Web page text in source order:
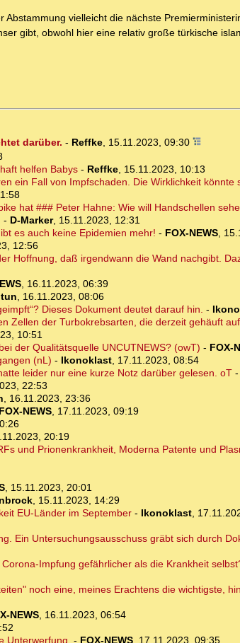
vielleicht die nächste
gibt, obwohl hier eine relativ große türkische
darüber. - Reffke, 15.11.2023, 09:30
helfen Babys- Reffke, 15.11.2023, 10:13
ein Fall von Impfschaden. Die Wirklichkeit
hat ### Peter Hahne: Wie will Handschellen
- D-Marker, 15.11.2023, 12:31
es auch keine Epidemien mehr! - FOX-NEWS,
12:56
Hoffnung, daß irgendwann die Wand nachgibt.
, 16.11.2023, 06:39
, 16.11.2023, 08:06
Dieses Dokument deutet darauf hin. -
Zellen der Turbokrebsarten, die derzeit gehäuft
10:51
der Qualitätsquelle UNCUTNEWS? (owT) - FOX-
(nL) - Ikonoklast, 17.11.2023, 08:54
leider nur eine kurze Notz darüber gelesen. oT-
22:53
, 16.11.2023, 23:36
FOX-NEWS, 17.11.2023, 09:19
20:19
und Prionenkrankheit, Moderna Patente und
, 15.11.2023, 20:01
, 15.11.2023, 14:29
EU-Länder im September- Ikonoklast,
Ein Untersuchungsausschuss gräbt sich durch
Impfung gefährlicher als die Krankheit
noch eine, meines Erachtens die wichtigste,
NEWS, 16.11.2023, 06:54
Unterwerfung. - FOX-NEWS, 17.11.2023, 09:35